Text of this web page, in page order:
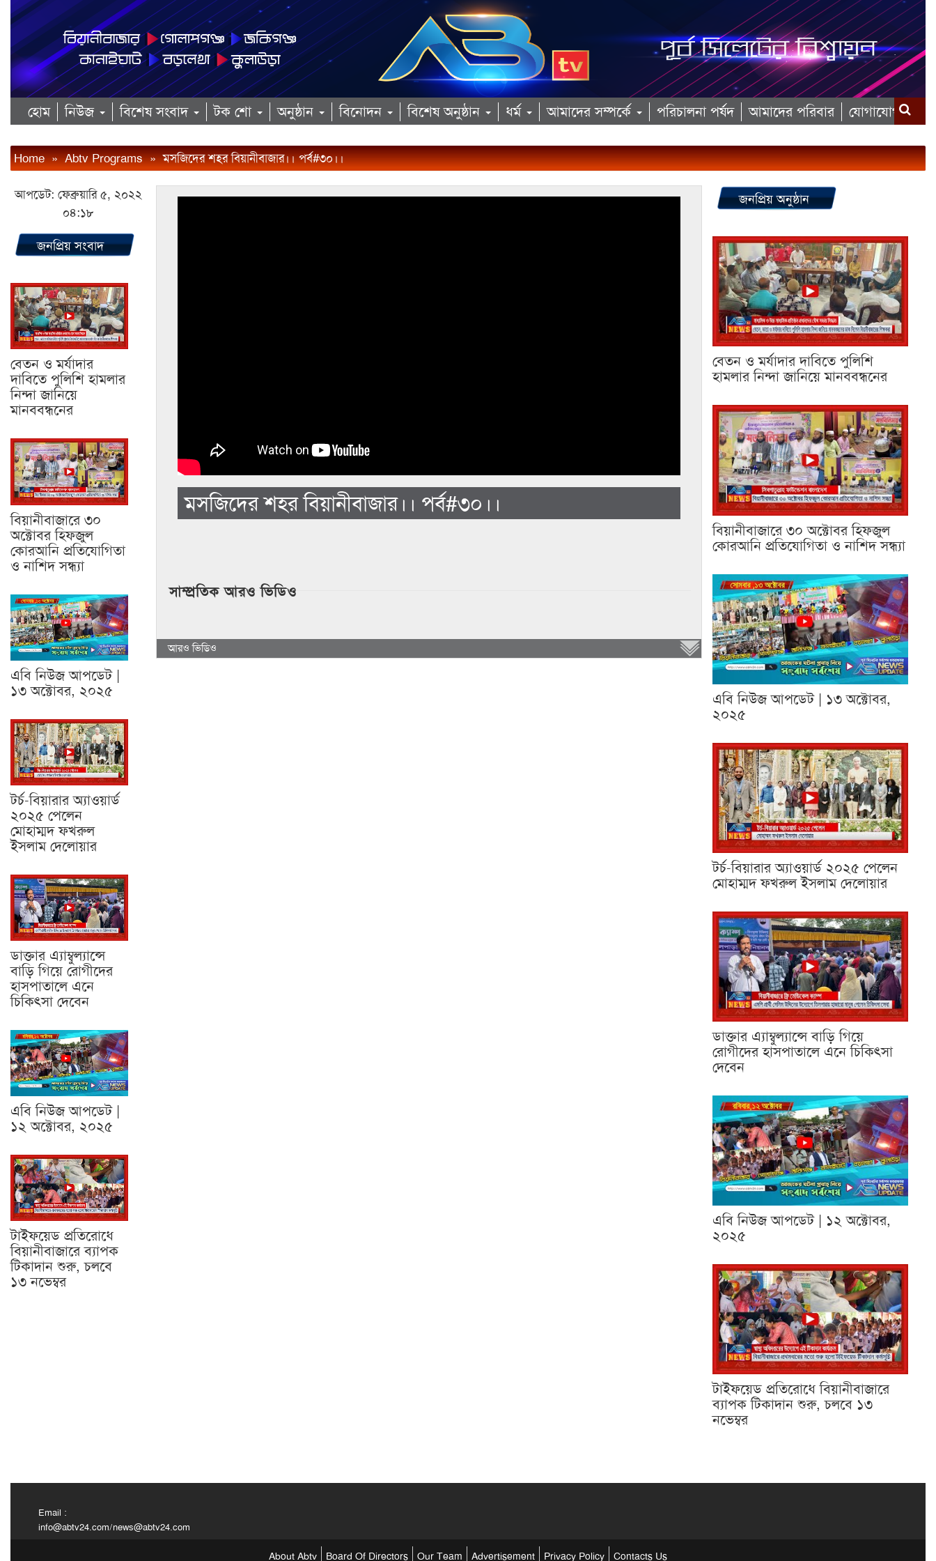
হোম নিউজ বিশেষ সংবাদ টক শো অনুষ্ঠান বিনোদন বিশেষ অনুষ্ঠান ধর্ম আমাদের সম্পর্কে পরিচালনা পর্ষদ আমাদের পরিবার যোগাযোগ
Home » Abtv Programs » মসজিদের শহর বিয়ানীবাজার।। পর্ব#৩০।।
আপডেট: ফেব্রুয়ারি ৫, ২০২২
০৪:১৮
জনপ্রিয় সংবাদ
বেতন ও মর্যাদার
দাবিতে পুলিশি হামলার
নিন্দা জানিয়ে
মানববন্ধনের
বিয়ানীবাজারে ৩০
অক্টোবর হিফজুল
কোরআনি প্রতিযোগিতা
ও নাশিদ সন্ধ্যা
এবি নিউজ আপডেট |
১৩ অক্টোবর, ২০২৫
টর্চ-বিয়ারার অ্যাওয়ার্ড
২০২৫ পেলেন
মোহাম্মদ ফখরুল
ইসলাম দেলোয়ার
ডাক্তার এ্যাম্বুল্যান্সে
বাড়ি গিয়ে রোগীদের
হাসপাতালে এনে
চিকিৎসা দেবেন
এবি নিউজ আপডেট |
১২ অক্টোবর, ২০২৫
টাইফয়েড প্রতিরোধে
বিয়ানীবাজারে ব্যাপক
টিকাদান শুরু, চলবে
১৩ নভেম্বর
মসজিদের শহর বিয়ানীবাজার।। পর্ব#৩০।।
সাম্প্রতিক আরও ভিডিও
আরও ভিডিও
জনপ্রিয় অনুষ্ঠান
বেতন ও মর্যাদার দাবিতে পুলিশি
হামলার নিন্দা জানিয়ে মানববন্ধনের
বিয়ানীবাজারে ৩০ অক্টোবর হিফজুল
কোরআনি প্রতিযোগিতা ও নাশিদ সন্ধ্যা
এবি নিউজ আপডেট | ১৩ অক্টোবর,
২০২৫
টর্চ-বিয়ারার অ্যাওয়ার্ড ২০২৫ পেলেন
মোহাম্মদ ফখরুল ইসলাম দেলোয়ার
ডাক্তার এ্যাম্বুল্যান্সে বাড়ি গিয়ে
রোগীদের হাসপাতালে এনে চিকিৎসা
দেবেন
এবি নিউজ আপডেট | ১২ অক্টোবর,
২০২৫
টাইফয়েড প্রতিরোধে বিয়ানীবাজারে
ব্যাপক টিকাদান শুরু, চলবে ১৩
নভেম্বর
Email :
info@abtv24.com/news@abtv24.com
About Abtv Board Of Directors Our Team Advertisement Privacy Policy Contacts Us